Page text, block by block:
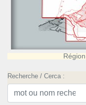
Recherche / Cerca :